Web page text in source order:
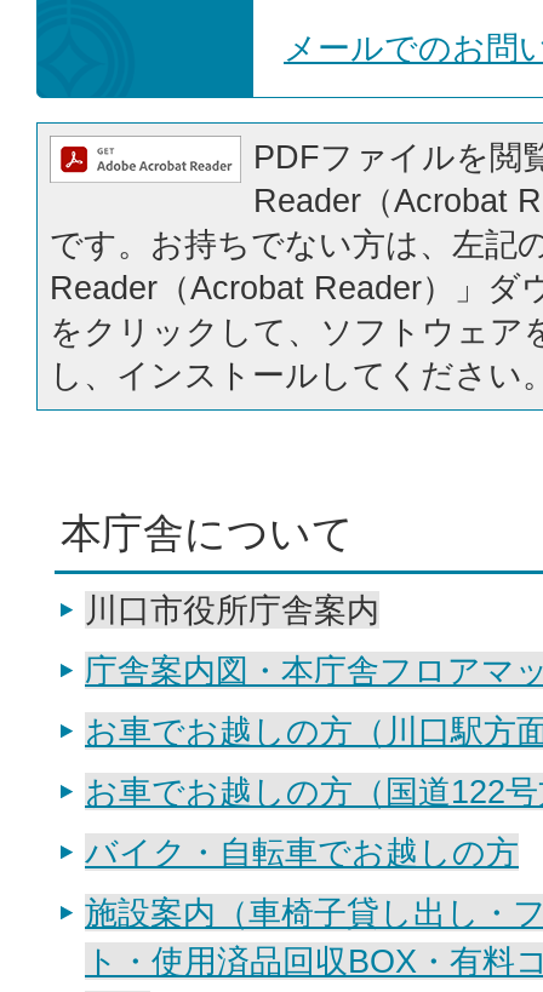
メールでのお問
PDFファイルを閲
Reader（Acrobat
です。お持ちでない方は、左記
Reader（Acrobat Reader）」ダ
をクリックして、ソフトウェア
し、インストールしてください
本庁舎について
川口市役所庁舎案内
庁舎案内図・本庁舎フロアマ
お車でお越しの方（川口駅方
お車でお越しの方（国道122
バイク・自転車でお越しの方
施設案内（車椅子貸し出し・
ト・使用済品回収BOX・有料